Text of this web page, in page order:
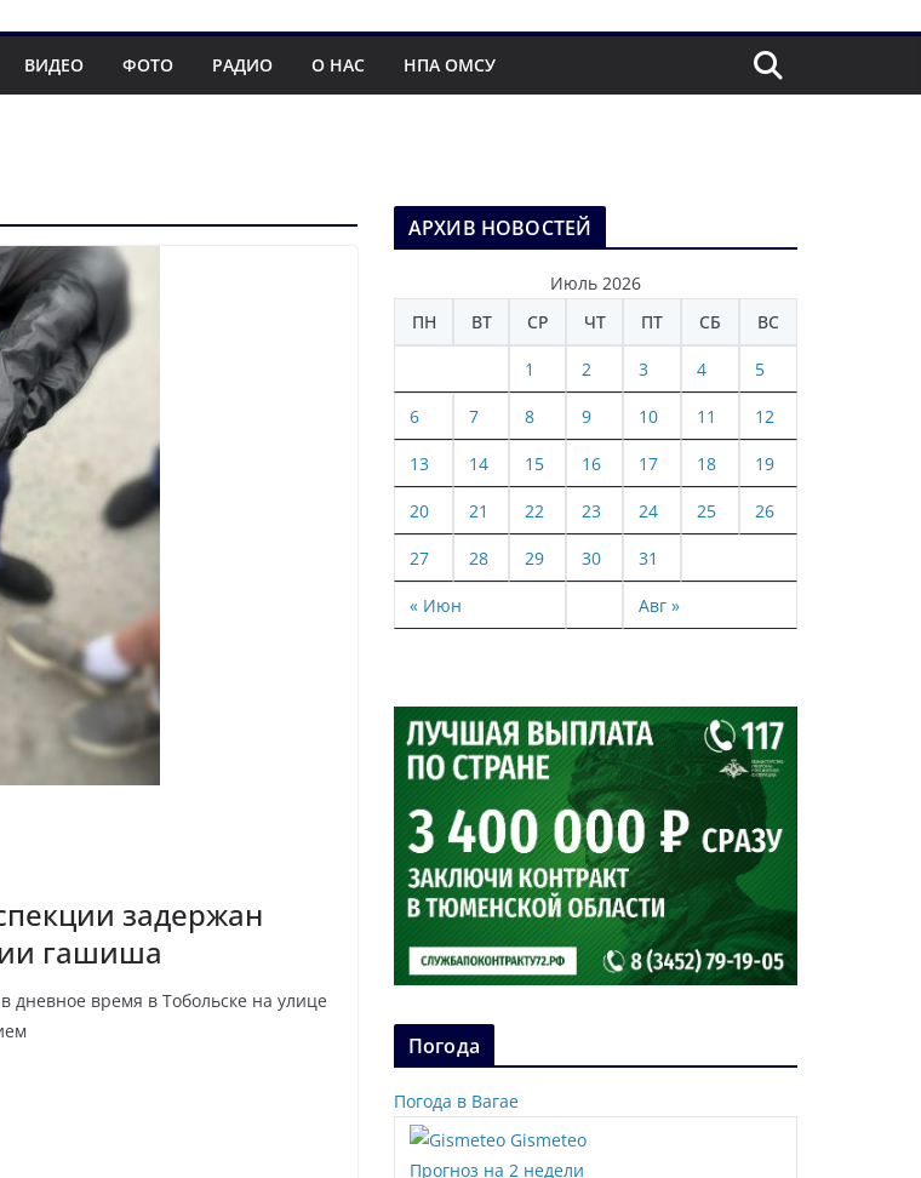
ВИДЕО ФОТО РАДИО О НАС НПА ОМСУ
задержан
гашиша
дневное время в Тобольске на улице
АРХИВ НОВОСТЕЙ
Июль 2026
ПН
ВТ СР ЧТ ПТ СБ ВС
« Июн Авг »
1 2 3 4 5
6 7 8 9 10 11 12
13 14 15 16 17 18 19
20 21 22 23 24 25 26
27 28 29 30 31
Погода
Погода в Вагае
Gismeteo
Прогноз на 2 недели